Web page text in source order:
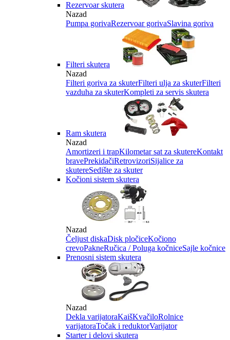
Rezervoar skutera
Nazad
Pumpa gorivaRezervoar gorivaSlavina goriva
Filteri skutera
Nazad
Filteri goriva za skuterFilteri ulja za skuterFilteri
vazduha za skuterKompleti za servis skutera
Ram skutera
Nazad
Amortizeri i trapKilometar sat za skutereKontakt
bravePrekidačiRetrovizoriSijalice za
skutereSedište za skuter
Kočioni sistem skutera
Nazad
Čeljust diskaDisk pločiceKočiono
crevoPakneRučica / Poluga kočniceSajle kočnice
Prenosni sistem skutera
Nazad
Dekla varijatoraKaišKvačiloRolnice
varijatoraTočak i reduktorVarijator
Starter i delovi skutera